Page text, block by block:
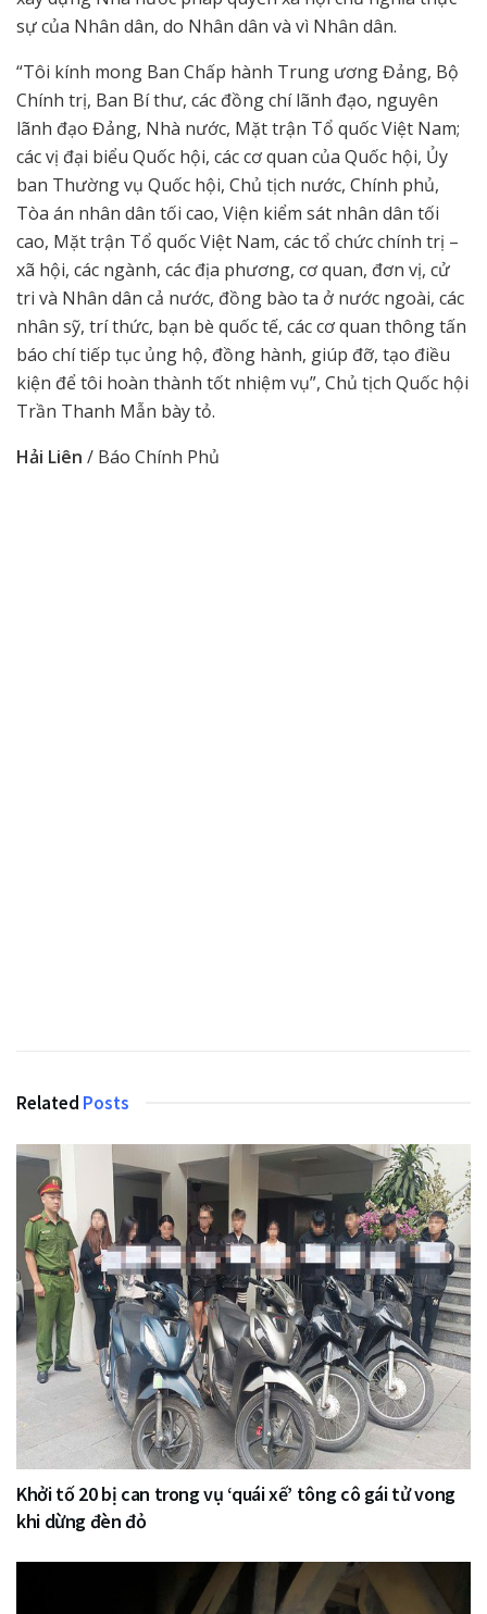
sự của Nhân dân, do Nhân dân và vì Nhân dân.
“Tôi kính mong Ban Chấp hành Trung ương Đảng, Bộ
Chính trị, Ban Bí thư, các đồng chí lãnh đạo, nguyên
lãnh đạo Đảng, Nhà nước, Mặt trận Tổ quốc Việt Nam;
các vị đại biểu Quốc hội, các cơ quan của Quốc hội, Ủy
ban Thường vụ Quốc hội, Chủ tịch nước, Chính phủ,
Tòa án nhân dân tối cao, Viện kiểm sát nhân dân tối
cao, Mặt trận Tổ quốc Việt Nam, các tổ chức chính trị –
xã hội, các ngành, các địa phương, cơ quan, đơn vị, cử
tri và Nhân dân cả nước, đồng bào ta ở nước ngoài, các
nhân sỹ, trí thức, bạn bè quốc tế, các cơ quan thông tấn
báo chí tiếp tục ủng hộ, đồng hành, giúp đỡ, tạo điều
kiện để tôi hoàn thành tốt nhiệm vụ”, Chủ tịch Quốc hội
Trần Thanh Mẫn bày tỏ.
Hải Liên / Báo Chính Phủ
Related Posts
Khởi tố 20 bị can trong vụ ‘quái xế’ tông cô gái tử vong
khi dừng đèn đỏ